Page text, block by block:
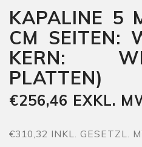
KAPALINE 5
CM SEITEN:
KERN:
PLATTEN)
€256,46 EXKL.
€310,32 INKL. GESETZL.